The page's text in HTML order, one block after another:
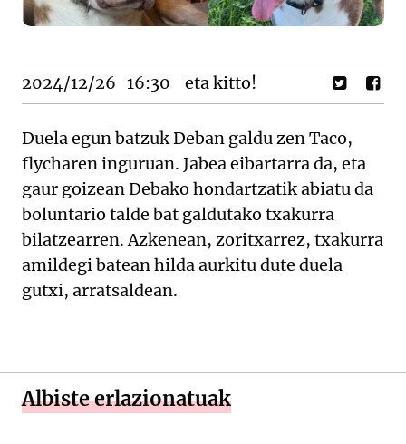
2024/12/26 16:30 eta kitto!
Duela egun batzuk Deban galdu zen Taco,
flycharen inguruan. Jabea eibartarra da, eta
gaur goizean Debako hondartzatik abiatu da
boluntario talde bat galdutako txakurra
bilatzearren. Azkenean, zoritxarrez, txakurra
amildegi batean hilda aurkitu dute duela
gutxi, arratsaldean.
Albiste erlazionatuak